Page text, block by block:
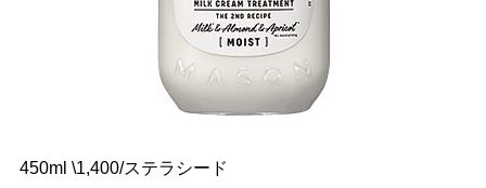
450ml \1,400/ステラシード